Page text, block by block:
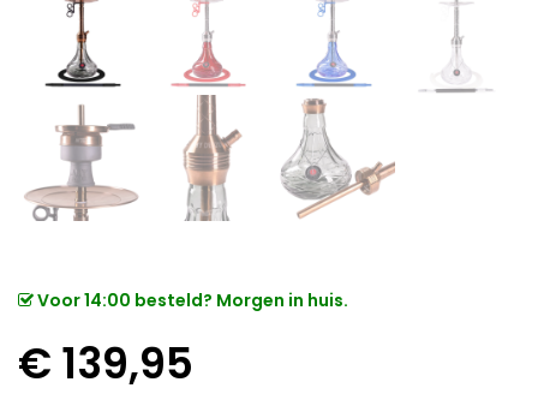
Voor 14:00 besteld? Morgen in huis.
€ 139,95